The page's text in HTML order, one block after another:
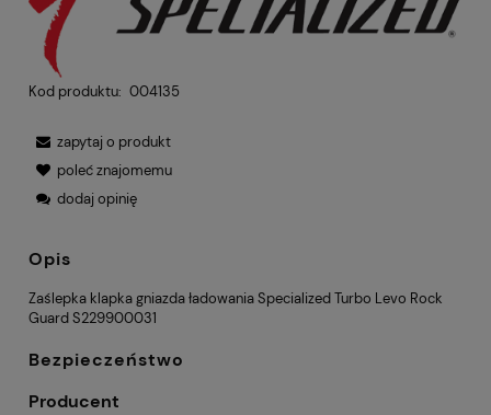
Kod produktu: 004135
zapytaj o produkt
poleć znajomemu
dodaj opinię
Opis
Zaślepka klapka gniazda ładowania Specialized Turbo Levo Rock
Guard S229900031
Bezpieczeństwo
Producent